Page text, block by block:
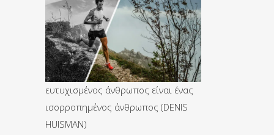
ευτυχισμένος άνθρωπος είναι ένας
ισορροπημένος άνθρωπος (DENIS
HUISMAN)